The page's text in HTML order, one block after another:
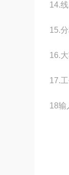
14.
15.
16.
1 7.
1 8输